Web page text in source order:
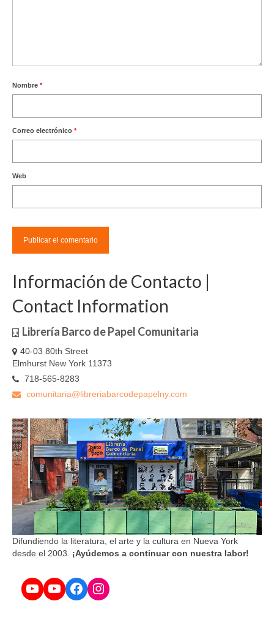
Nombre *
Correo electrónico *
Web
Información de Contacto |
Contact Information
Librería Barco de Papel Comunitaria
40-03 80th Street
Elmhurst New York 11373
718-565-8283
comunitaria@libreriabarcodepapelny.com
Difundiendo la literatura, el arte y la cultura en Nueva York
desde el 2003. ¡Ayúdemos a continuar con nuestra labor!
YouTube
YouTube
Facebook
Instagram